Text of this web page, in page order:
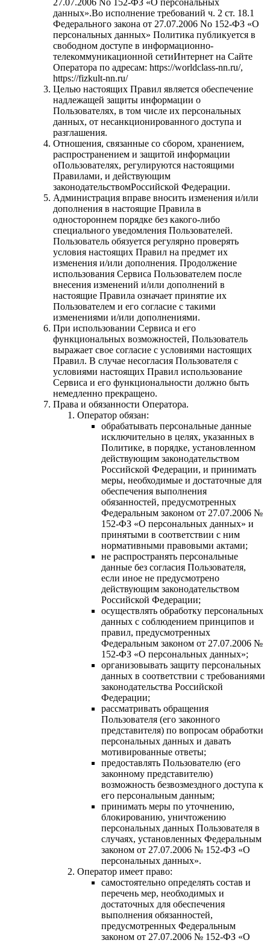
данных».Во исполнение требований ч. 2 ст. 18.1
Федерального закона от 27.07.2006 No 152-ФЗ «О
персональных данных» Политика публикуется в
свободном доступе в информационно-
телекоммуникационной сетиИнтернет на Сайте
Оператора по адресам: https://worldclass-nn.ru/,
https://fizkult-nn.ru/
Целью настоящих Правил является обеспечение
надлежащей защиты информации о
Пользователях, в том числе их персональных
данных, от несанкционированного доступа и
разглашения.
Отношения, связанные со сбором, хранением,
распространением и защитой информации
оПользователях, регулируются настоящими
Правилами, и действующим
законодательствомРоссийской Федерации.
Администрация вправе вносить изменения и/или
дополнения в настоящие Правила в
одностороннем порядке без какого-либо
специального уведомления Пользователей.
Пользователь обязуется регулярно проверять
условия настоящих Правил на предмет их
изменения и/или дополнения. Продолжение
использования Сервиса Пользователем после
внесения изменений и/или дополнений в
настоящие Правила означает принятие их
Пользователем и его согласие с такими
изменениями и/или дополнениями.
При использовании Сервиса и его
функциональных возможностей, Пользователь
выражает свое согласие с условиями настоящих
Правил. В случае несогласия Пользователя с
условиями настоящих Правил использование
Сервиса и его функциональности должно быть
немедленно прекращено.
Права и обязанности Оператора.
Оператор обязан:
обрабатывать персональные данные
исключительно в целях, указанных в
Политике, в порядке, установленном
действующим законодательством
Российской Федерации, и принимать
меры, необходимые и достаточные для
обеспечения выполнения
обязанностей, предусмотренных
Федеральным законом от 27.07.2006 №
152-ФЗ «О персональных данных» и
принятыми в соответствии с ним
нормативными правовыми актами;
не распространять персональные
данные без согласия Пользователя,
если иное не предусмотрено
действующим законодательством
Российской Федерации;
осуществлять обработку персональных
данных с соблюдением принципов и
правил, предусмотренных
Федеральным законом от 27.07.2006 №
152-ФЗ «О персональных данных»;
организовывать защиту персональных
данных в соответствии с требованиями
законодательства Российской
Федерации;
рассматривать обращения
Пользователя (его законного
представителя) по вопросам обработки
персональных данных и давать
мотивированные ответы;
предоставлять Пользователю (его
законному представителю)
возможность безвозмездного доступа к
его персональным данным;
принимать меры по уточнению,
блокированию, уничтожению
персональных данных Пользователя в
случаях, установленных Федеральным
законом от 27.07.2006 № 152-ФЗ «О
персональных данных».
Оператор имеет право:
самостоятельно определять состав и
перечень мер, необходимых и
достаточных для обеспечения
выполнения обязанностей,
предусмотренных Федеральным
законом от 27.07.2006 № 152-ФЗ «О